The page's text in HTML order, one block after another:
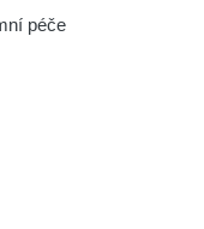
péče